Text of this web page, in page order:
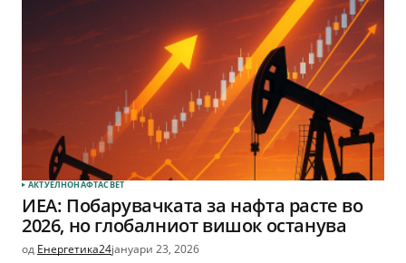
АКТУЕЛНОНАФТАСВЕТ
ИЕА: Побарувачката за нафта расте во
2026, но глобалниот вишок останува
од Енергетика24јануари 23, 2026